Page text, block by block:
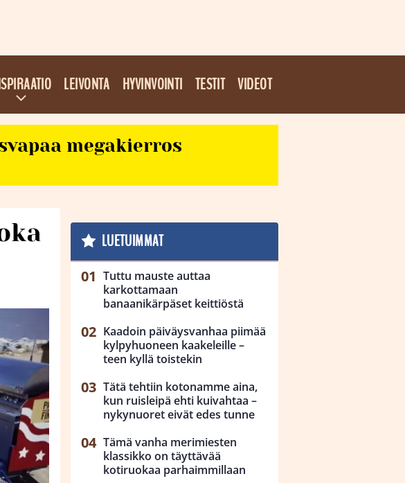
LEIVONTA HYVINVOINTI TESTIT VIDEOT
megakierros
LUETUIMMAT
Tuttu mauste auttaa
karkottamaan
banaanikärpäset keittiöstä
Kaadoin päiväysvanhaa piimää
kylpyhuoneen kaakeleille –
teen kyllä toistekin
Tätä tehtiin kotonamme aina,
kun ruisleipä ehti kuivahtaa –
nykynuoret eivät edes tunne
Tämä vanha merimiesten
klassikko on täyttävää
kotiruokaa parhaimmillaan